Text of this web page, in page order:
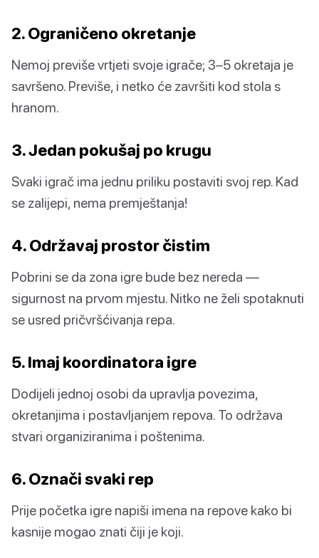
2. Ograničeno okretanje
Nemoj previše vrtjeti svoje igrače; 3–5 okretaja je
savršeno. Previše, i netko će završiti kod stola s
hranom.
3. Jedan pokušaj po krugu
Svaki igrač ima jednu priliku postaviti svoj rep. Kad
se zalijepi, nema premještanja!
4. Održavaj prostor čistim
Pobrini se da zona igre bude bez nereda —
sigurnost na prvom mjestu. Nitko ne želi spotaknuti
se usred pričvršćivanja repa.
5. Imaj koordinatora igre
Dodijeli jednoj osobi da upravlja povezima,
okretanjima i postavljanjem repova. To održava
stvari organiziranima i poštenima.
6. Označi svaki rep
Prije početka igre napiši imena na repove kako bi
kasnije mogao znati čiji je koji.